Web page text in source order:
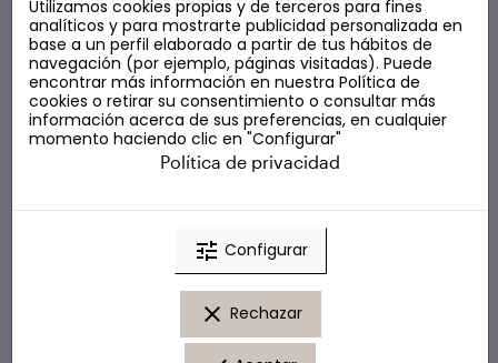
COSMÉTICA LOW COST
Utilizamos cookies propias y de terceros para fines
analíticos y para mostrarte publicidad personalizada en
base a un perfil elaborado a partir de tus hábitos de
navegación (por ejemplo, páginas visitadas). Puede
encontrar más información en nuestra Política de
cookies o retirar su consentimiento o consultar más
información acerca de sus preferencias, en cualquier
momento haciendo clic en "Configurar"
Política de privacidad
tune Configurar
clear Rechazar